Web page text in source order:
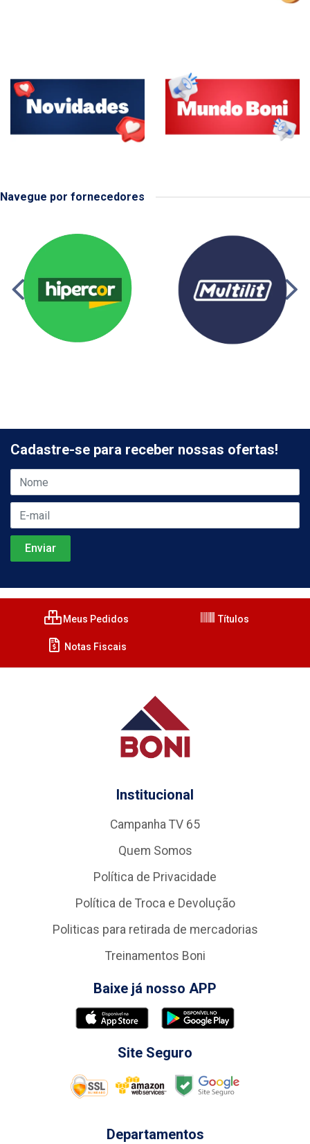
Navegue por fornecedores
Cadastre-se para receber nossas ofertas!
Meus Pedidos Títulos
Notas Fiscais
Institucional
Campanha TV 65
Quem Somos
Política de Privacidade
Política de Troca e Devolução
Politicas para retirada de mercadorias
Treinamentos Boni
Baixe já nosso APP
Site Seguro
Departamentos